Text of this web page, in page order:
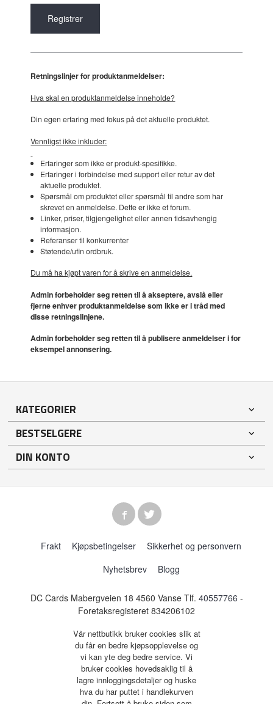
Retningslinjer for produktanmeldelser:
Hva skal en produktanmeldelse inneholde?
Din egen erfaring med fokus på det aktuelle produktet.
Vennligst ikke inkluder:
Erfaringer som ikke er produkt-spesifikke.
Erfaringer i forbindelse med support eller retur av det
aktuelle produktet.
Spørsmål om produktet eller spørsmål til andre som har
skrevet en anmeldelse. Dette er ikke et forum.
Linker, priser, tilgjengelighet eller annen tidsavhengig
informasjon.
Referanser til konkurrenter
Støtende/ufin ordbruk.
Du må ha kjøpt varen for å skrive en anmeldelse.
Admin forbeholder seg retten til å akseptere, avslå eller
fjerne enhver produktanmeldelse som ikke er i tråd med
disse retningslinjene.
Admin forbeholder seg retten til å publisere anmeldelser i for
eksempel annonsering.
KATEGORIER
BESTSELGERE
DIN KONTO
Frakt Kjøpsbetingelser
Sikkerhet og personvern
Nyhetsbrev
Blogg
DC Cards Mabergveien 18 4560 Vanse Tlf. 40557766 -
Foretaksregisteret 834206102
Vår nettbutikk bruker cookies slik at
du får en bedre kjøpsopplevelse og
vi kan yte deg bedre service. Vi
bruker cookies hovedsaklig til å
lagre innloggingsdetaljer og huske
hva du har puttet i handlekurven